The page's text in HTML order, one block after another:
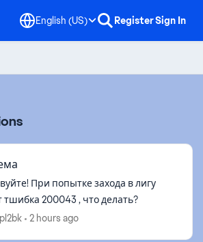
English (US) RegisterSign In
При попытке захода в лигу
тшибка 200043 , что делать?
2 hours ago